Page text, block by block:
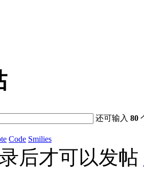
还可输入80
Code Smilies
后才可以发帖